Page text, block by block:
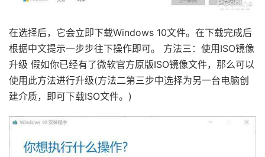
在选择后，它会立即下载Windows 10文件。在下载完成后
根据中文提示一步步往下操作即可。 方法三：使用ISO镜像
升级 假如你已经有了微软官方原版ISO镜像文件，那么可以
使用此方法进行升级(方法二第三步中选择为另一台电脑创
建介质，即可下载ISO文件。)